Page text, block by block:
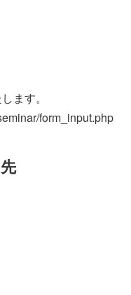
ます。
form_input.php